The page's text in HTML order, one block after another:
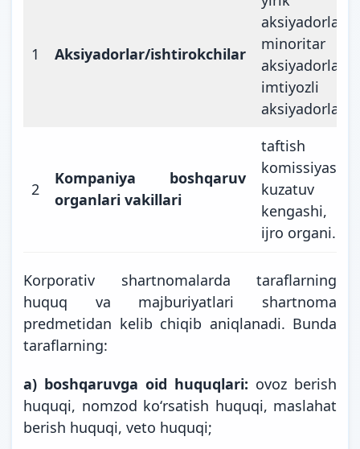
1 Aksiyadorlar/ishtirokchilar
aksiyadorlar,
minoritar
aksiyadorlar,
imtiyozli
aksiyadorlar
2
Kompaniya boshqaruv
organlari vakillari
taftish
komissiyasi,
kuzatuv
kengashi,
ijro organi.
Korporativ shartnomalarda taraflarning
huquq va majburiyatlari shartnoma
predmetidan kelib chiqib aniqlanadi. Bunda
taraflarning:
a) boshqaruvga oid huquqlari: ovoz berish
huquqi, nomzod koʻrsatish huquqi, maslahat
berish huquqi, veto huquqi;